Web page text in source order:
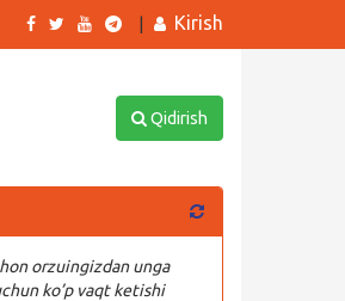
Kirish
Qidirish
orzuingizdan unga
ko’p vaqt ketishi